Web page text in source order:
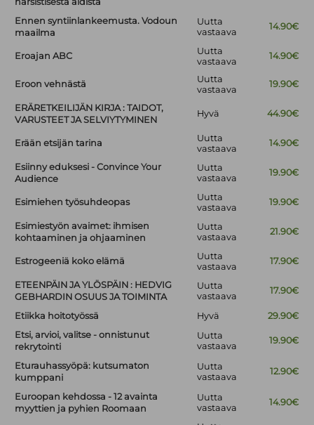
Ennen syntiinlankeemusta. Vodoun
maailma
Uutta
vastaava
14.90€
Eroajan ABC
Uutta
vastaava
14.90€
Eroon vehnästä
Uutta
vastaava
19.90€
ERÄRETKEILIJÄN KIRJA : TAIDOT,
VARUSTEET JA SELVIYTYMINEN
Hyvä 44.90€
Erään etsijän tarina
Uutta
vastaava
14.90€
Esiinny eduksesi - Convince Your
Audience
Uutta
vastaava
19.90€
Esimiehen työsuhdeopas
Uutta
vastaava
19.90€
Esimiestyön avaimet: ihmisen
kohtaaminen ja ohjaaminen
Uutta
vastaava
21.90€
Estrogeeniä koko elämä
Uutta
vastaava
17.90€
ETEENPÄIN JA YLÖSPÄIN : HEDVIG
GEBHARDIN OSUUS JA TOIMINTA
Uutta
vastaava
17.90€
Etiikka hoitotyössä Hyvä
29.90€
Etsi, arvioi, valitse - onnistunut
rekrytointi
Uutta
vastaava
19.90€
Eturauhassyöpä: kutsumaton
kumppani
Uutta
vastaava
12.90€
Euroopan kehdossa - 12 avainta
myyttien ja pyhien Roomaan
Uutta
vastaava
14.90€